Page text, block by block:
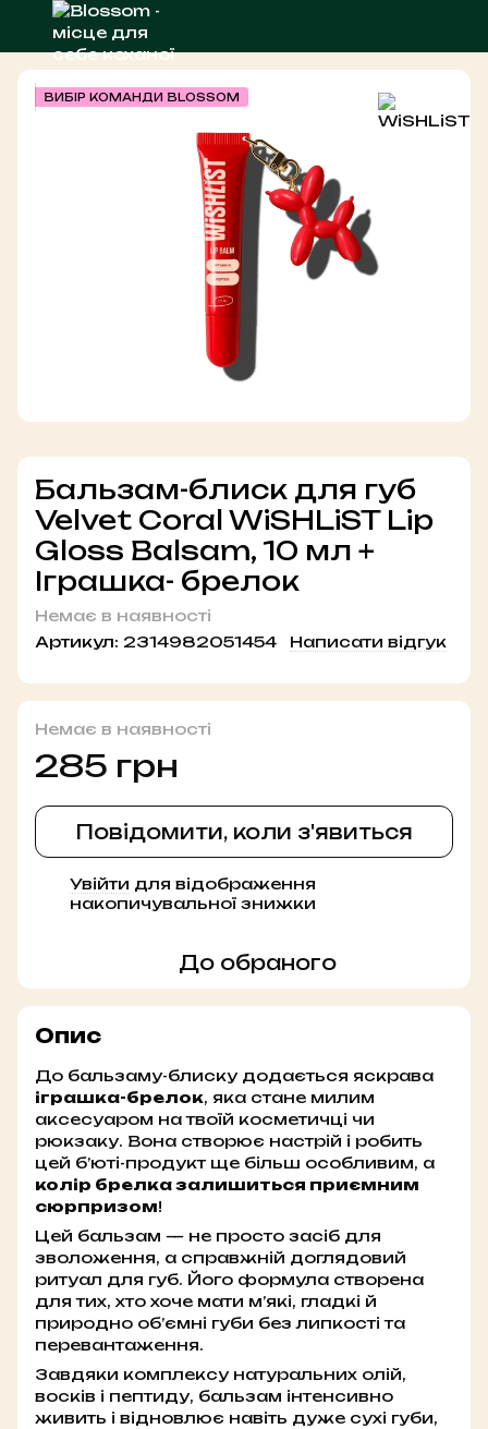
ВИБІР КОМАНДИ BLOSSOM
Бальзам-блиск для губ
Velvet Coral WiSHLiST Lip
Gloss Balsam, 10 мл +
Іграшка- брелок
Немає в наявності
Артикул: 2314982051454 Написати відгук
Немає в наявності
285 грн
Повідомити, коли з'явиться
Увійти для відображення
накопичувальної знижки
До обраного
Опис
До бальзаму-блиску додається яскрава
іграшка-брелок, яка стане милим
аксесуаром на твоїй косметичці чи
рюкзаку. Вона створює настрій і робить
цей б’юті-продукт ще більш особливим, а
колір брелка залишиться приємним
сюрпризом!
Цей бальзам — не просто засіб для
зволоження, а справжній доглядовий
ритуал для губ. Його формула створена
для тих, хто хоче мати м’які, гладкі й
природно об’ємні губи без липкості та
перевантаження.
Завдяки комплексу натуральних олій,
восків і пептиду, бальзам інтенсивно
живить і відновлює навіть дуже сухі губи,